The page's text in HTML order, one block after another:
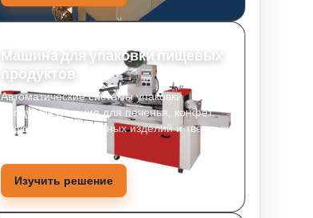
Машина для упаковки пищевых
продуктов
Автоматические системы упаковки
продуктов питания для печенья, конфет,
закусок, хлебобулочных изделий и твердых
Изучить решение